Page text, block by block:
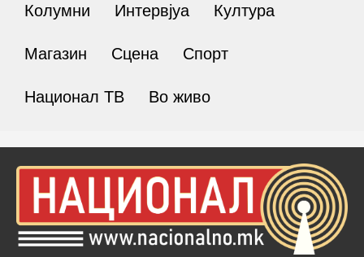
Колумни Интервјуа Култура
Магазин Сцена Спорт
Национал ТВ Во живо